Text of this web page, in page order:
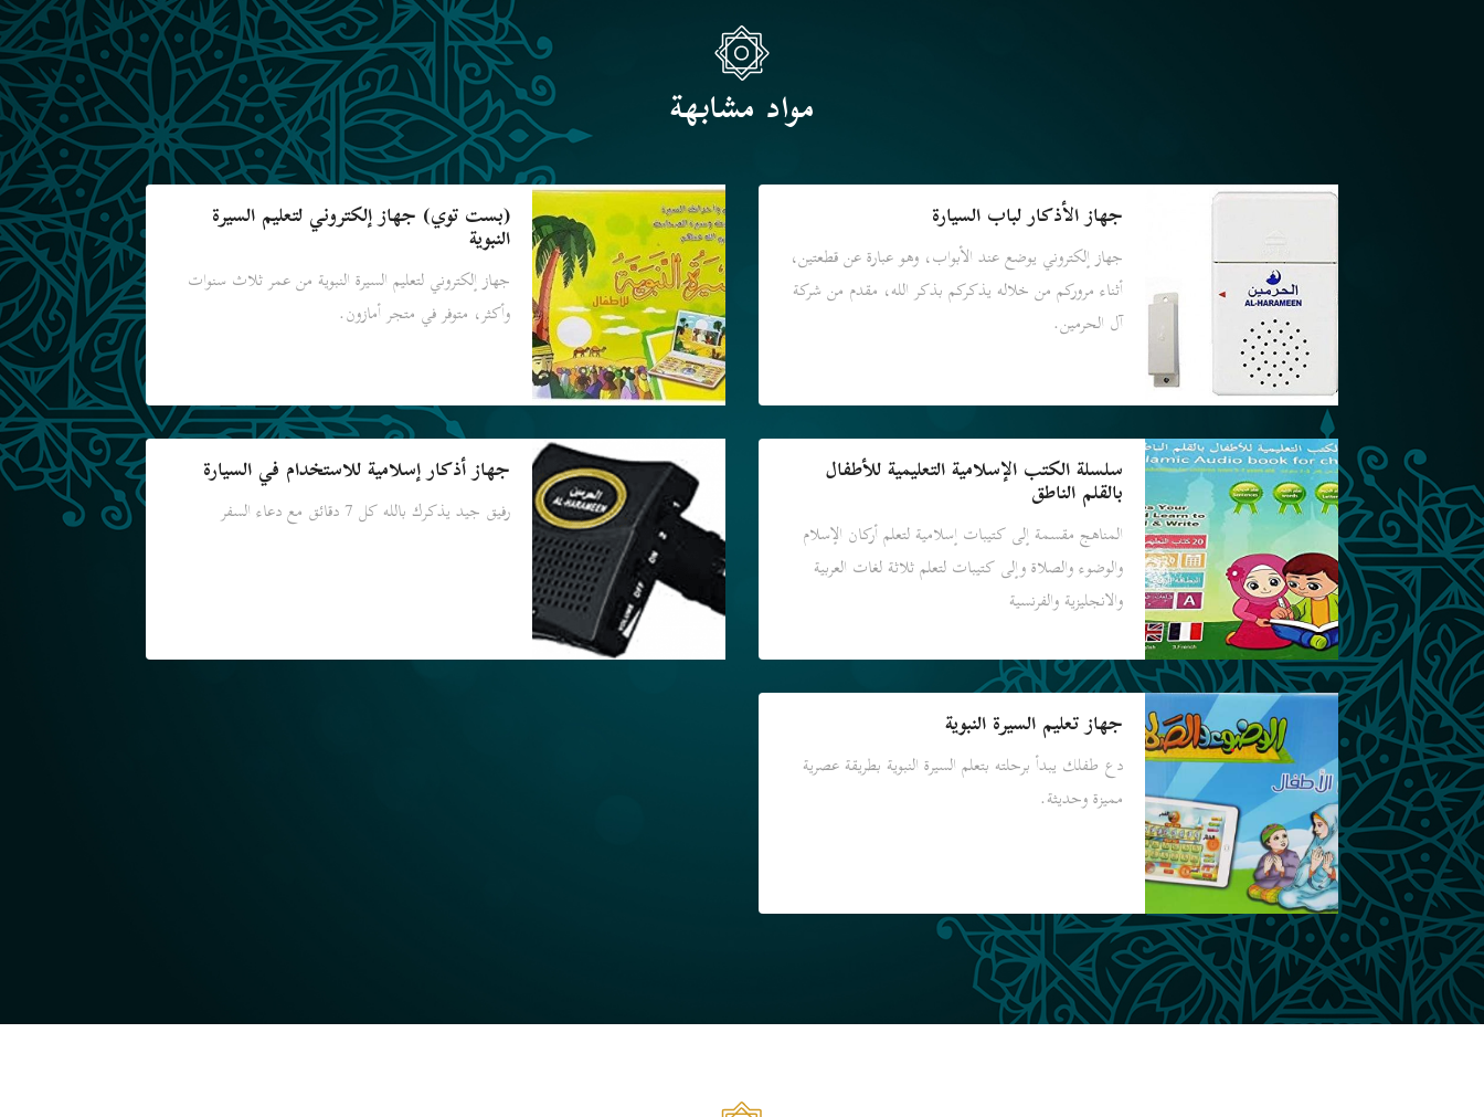
مواد مشابهة
جهاز الأذكار لباب السيارة
جهاز إلكتروني يوضع عند الأبواب، وهو عبارة عن قطعتين،
أثناء مروركم من خلاله يذكركم بذكر الله، مقدم من شركة
آل الحرمين.
(بست توي) جهاز إلكتروني لتعليم السيرة
النبوية
جهاز إلكتروني لتعليم السيرة النبوية من عمر ثلاث سنوات
وأكثر، متوفر في متجر أمازون.
سلسلة الكتب الإسلامية التعليمية للأطفال
بالقلم الناطق
المناهج مقسمة إلى كتيبات إسلامية لتعلم أركان الإسلام
والوضوء والصلاة وإلى كتيبات لتعلم ثلاثة لغات العربية
والانجليزية والفرنسية
جهاز أذكار إسلامية للاستخدام في السيارة
رفيق جيد يذكرك بالله كل 7 دقائق مع دعاء السفر
جهاز تعليم السيرة النبوية
دع طفلك يبدأ برحلته بتعلم السيرة النبوية بطريقة عصرية
مميزة وحديثة.